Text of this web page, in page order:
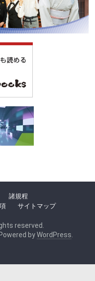
諸規程
サイトマップ
reserved.
byWordPress